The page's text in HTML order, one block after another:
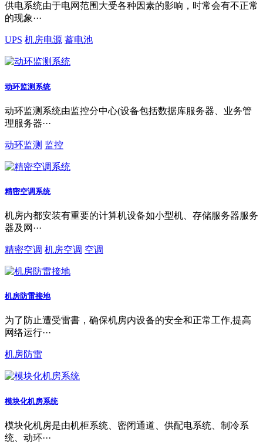
供电系统由于电网范围大受各种因素的影响，时常会有不正常
的现象···
UPS 机房电源 蓄电池
动环监测系统
动环监测系统由监控分中心(设备包括数据库服务器、业务管
理服务器···
动环监测 监控
精密空调系统
机房内都安装有重要的计算机设备如小型机、存储服务器服务
器及网···
精密空调 机房空调 空调
机房防雷接地
为了防止遭受雷書，确保机房内设备的安全和正常工作,提高
网络运行···
机房防雷
模块化机房系统
模块化机房是由机柜系统、密闭通道、供配电系统、制冷系
统、动环···